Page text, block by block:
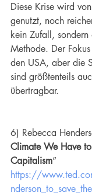
Diese Krise wird
genutzt, noch
kein Zufall,
Methode. Der
den USA, aber die
sind größtenteils
übertragbar.
6) Rebecca
Climate We Have
Capitalism”
https://